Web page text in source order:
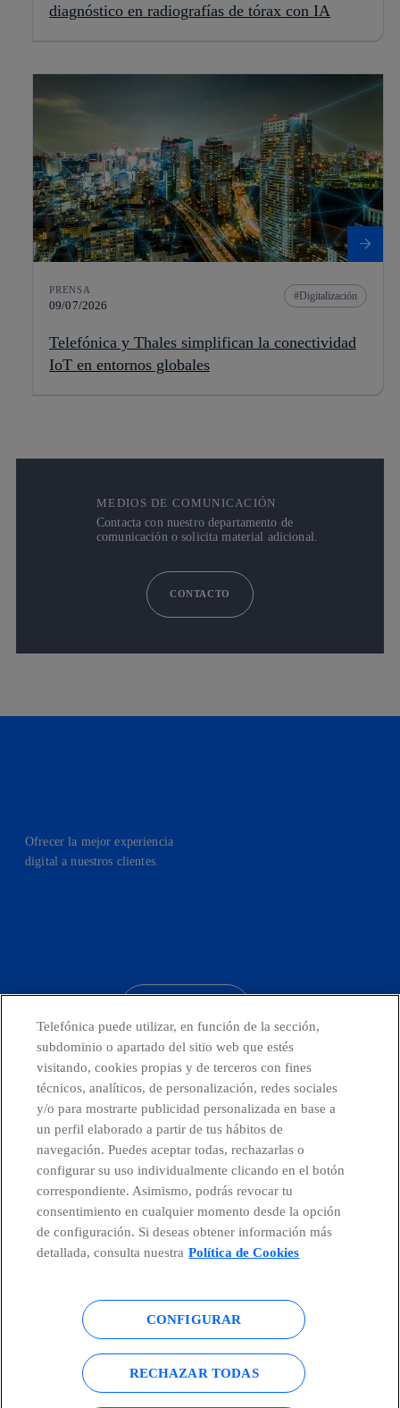
diagnóstico en radiografías de tórax con IA
PRENSA
09/07/2026
Digitalización
Telefónica y Thales simplifican la conectividad
IoT en entornos globales
MEDIOS DE COMUNICACIÓN
Contacta con nuestro departamento de
comunicación o solicita material adicional.
CONTACTO
Ofrecer la mejor experiencia
digital a nuestros clientes.
Telefónica en redes sociales
Canal de Denuncias
Centro Global Transparencia
Política de cookies Aviso legal
Accesibilidad Política de privacidad
Telefónica puede utilizar, en función de la sección,
subdominio o apartado del sitio web que estés
visitando, cookies propias y de terceros con fines
técnicos, analíticos, de personalización, redes sociales
y/o para mostrarte publicidad personalizada en base a
un perfil elaborado a partir de tus hábitos de
navegación. Puedes aceptar todas, rechazarlas o
configurar su uso individualmente clicando en el botón
correspondiente. Asimismo, podrás revocar tu
consentimiento en cualquier momento desde la opción
de configuración. Si deseas obtener información más
detallada, consulta nuestra Política de Cookies
CONFIGURAR
RECHAZAR TODAS